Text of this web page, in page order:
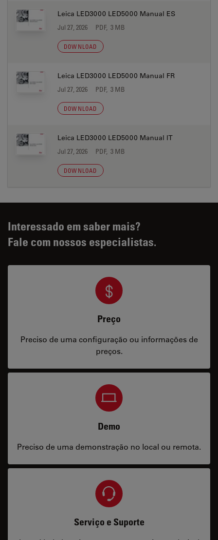
Leica LED3000 LED5000 Manual ES
Jul 27, 2026 PDF, 3 MB
DOWNLOAD
Leica LED3000 LED5000 Manual FR
Jul 27, 2026 PDF, 3 MB
DOWNLOAD
Leica LED3000 LED5000 Manual IT
Jul 27, 2026 PDF, 3 MB
DOWNLOAD
Interessado em saber mais?
Fale com nossos especialistas.
Preço
Preciso de uma configuração ou informações de
preços.
Demo
Preciso de uma demonstração no local ou remota.
Serviço e Suporte